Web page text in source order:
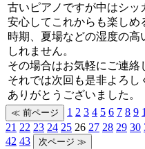
古いピアノですが中はシッ
安心してこれからも楽し
時期、夏場などの湿度の高
しれません。
その場合はお気軽にご連絡
それでは次回も是非よろし
ありがとうございました。
1 2 3 4 5 6 7 8 9
21 22 23 24 25 26 27 28 29 30
42 43